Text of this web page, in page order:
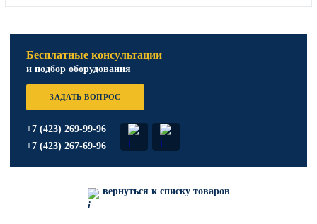
Бесплатные консультации
и подбор оборудования
ЗАДАТЬ ВОПРОС
+7 (423) 269-99-96
+7 (423) 267-69-96
вернуться к списку товаров